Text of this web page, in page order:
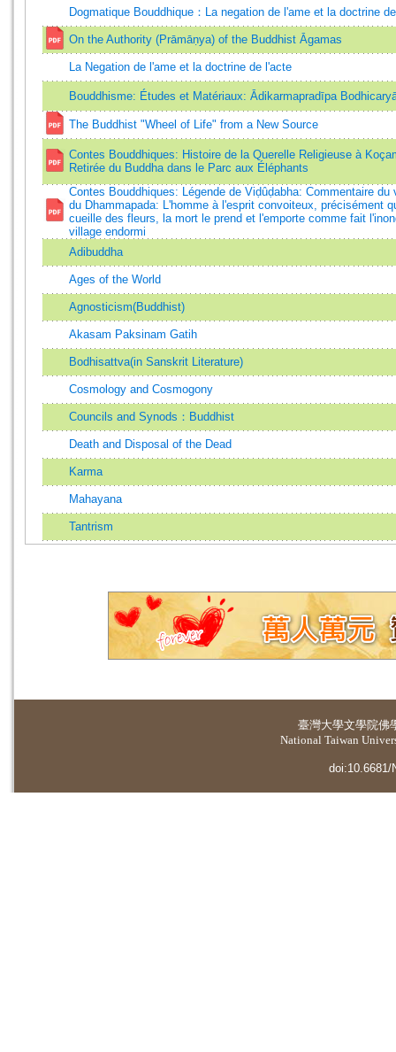
Dogmatique Bouddhique：La negation de l'ame et la doctrine
On the Authority (Prāmāṇya) of the Buddhist Āgamas
La Negation de l'ame et la doctrine de l'acte
Bouddhisme: Études et Matériaux: Ādikarmapradīpa
The Buddhist "Wheel of Life" from a New Source
Contes Bouddhiques: Histoire de la Querelle Religieuse à
Retirée du Buddha dans le Parc aux Éléphants
Contes Bouddhiques: Légende de Viḍûḍabha: Commentaire du
du Dhammapada: L'homme à l'esprit convoiteux, précisément
cueille des fleurs, la mort le prend et l'emporte comme fait
village endormi
Adibuddha
Ages of the World
Agnosticism(Buddhist)
Akasam Paksinam Gatih
Bodhisattva(in Sanskrit Literature)
Cosmology and Cosmogony
Councils and Synods：Buddhist
Death and Disposal of the Dead
Karma
Mahayana
Tantrism
臺灣大學文學院佛
National Taiwan
doi:10.6681/